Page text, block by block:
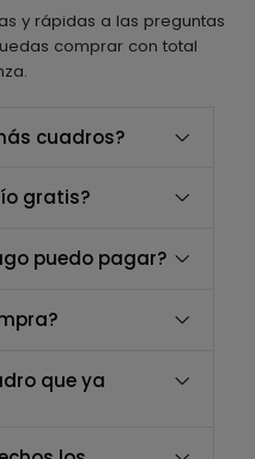
y rápidas a las preguntas
comprar con total
cuadros?
gratis?
puedo pagar?
que ya